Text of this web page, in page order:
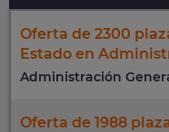
Oferta de 2300
Estado en
Administración
Oferta de 1988